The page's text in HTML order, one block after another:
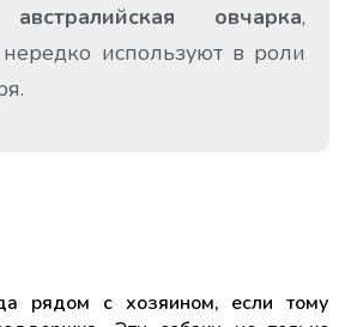
овчарка,
используют в роли
рядом с хозяином, если тому